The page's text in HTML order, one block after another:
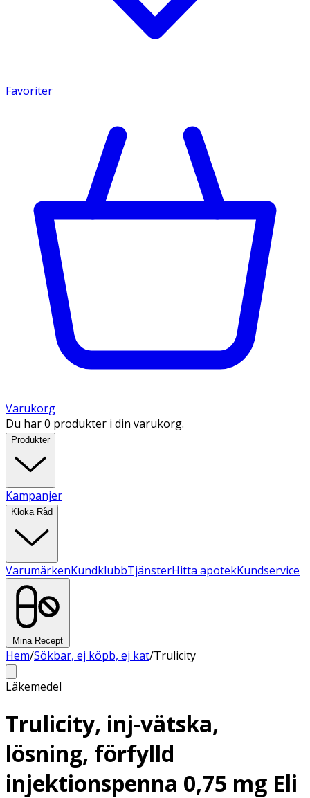
Favoriter
Varukorg
Du har 0 produkter i din varukorg.
Produkter
Kampanjer
Kloka Råd
VarumärkenKundklubbTjänsterHitta apotekKundservice
Mina Recept
Hem/Sökbar, ej köpb, ej kat/Trulicity
Läkemedel
Trulicity, inj-vätska,
lösning, förfylld
injektionspenna 0,75 mg Eli